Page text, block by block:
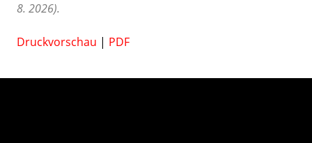
8. 2026).
Druckvorschau | PDF